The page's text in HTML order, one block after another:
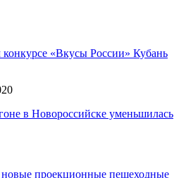
«Вкусы России» Кубань
в Новороссийске уменьшилась
новые проекционные пешеходные